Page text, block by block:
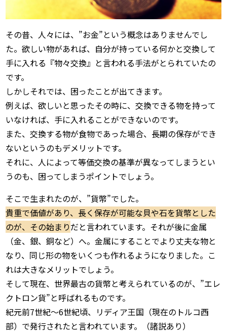
その昔、人々には、”お金”という概念はありませんでし
た。欲しい物があれば、自分が持っている何かと交換して
手に入れる『物々交換』と言われる手法がとられていたの
です。
しかしそれでは、困ったことが出てきます。
例えば、欲しいと思ったその時に、交換できる物を持って
いなければ、手に入れることができないのです。
また、交換する物が食物であった場合、長期の保存ができ
ないというのもデメリットです。
それに、人によって等価交換の基準が異なってしまうとい
うのも、困ってしまうポイントでしょう。
そこで生まれたのが、”貨幣”でした。
貴重で価値があり、長く保存が可能な貝や石を貨幣とした
のが、その始まりだと言われています。それが後に金属
（金、銀、銅など）へ。金属にすることでより丈夫な物と
なり、同じ形の物をいくつも作れるようになりました。こ
れは大きなメリットでしょう。
そして現在、世界最古の貨幣と考えられているのが、”エレ
クトロン貨”と呼ばれるものです。
紀元前7世紀～6世紀頃、リディア王国（現在のトルコ西
部）で発行されたと言われています。（諸説あり）